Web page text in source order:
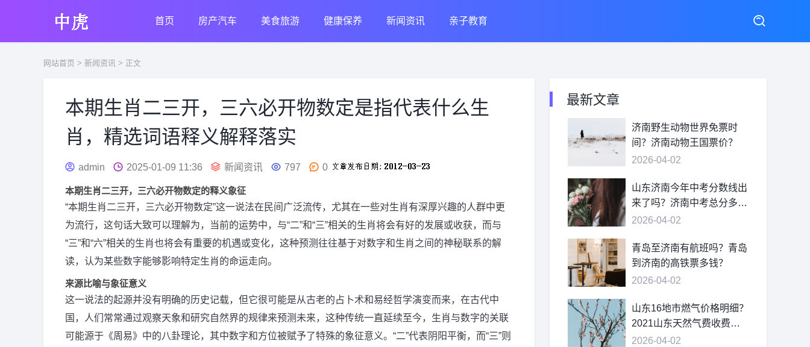
首页 房产汽车 美食旅游 健康保养 新闻资讯 亲子教育
网站首页 > 新闻资讯 > 正文
本期生肖二三开，三六必开物数定是指代表什么生
肖，精选词语释义解释落实
admin 2025-01-09 11:36 新闻资讯 797 0
本期生肖二三开，三六必开物数定的释义象征
“本期生肖二三开，三六必开物数定”这一说法在民间广泛流传，尤其在一些对生肖有深厚兴趣的人群中更
为流行，这句话大致可以理解为，当前的运势中，与“二”和“三”相关的生肖将会有好的发展或收获，而与
“三”和“六”相关的生肖也将会有重要的机遇或变化，这种预测往往基于对数字和生肖之间的神秘联系的解
读，认为某些数字能够影响特定生肖的命运走向。
来源比喻与象征意义
这一说法的起源并没有明确的历史记载，但它很可能是从古老的占卜术和易经哲学演变而来，在古代中
国，人们常常通过观察天象和研究自然界的规律来预测未来，这种传统一直延续至今，生肖与数字的关联
可能源于《周易》中的八卦理论，其中数字和方位被赋予了特殊的象征意义。“二”代表阴阳平衡，而“三”则
最新文章
济南野生动物世界免票时
间？济南动物王国票价？
2026-04-02
山东济南今年中考分数线出
来了吗？济南中考总分多
少？
2026-04-02
青岛至济南有航班吗？青岛
到济南的高铁票多钱？
2026-04-02
山东16地市燃气价格明细？
2021山东天然气费收费标
准？
2026-04-02